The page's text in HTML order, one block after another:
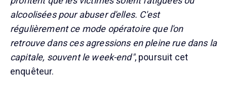
alcoolisées pour abuser d'elles. C'est
régulièrement ce mode opératoire que l'on
retrouve dans ces agressions en pleine rue dans la
capitale, souvent le week-end", poursuit cet
enquêteur.